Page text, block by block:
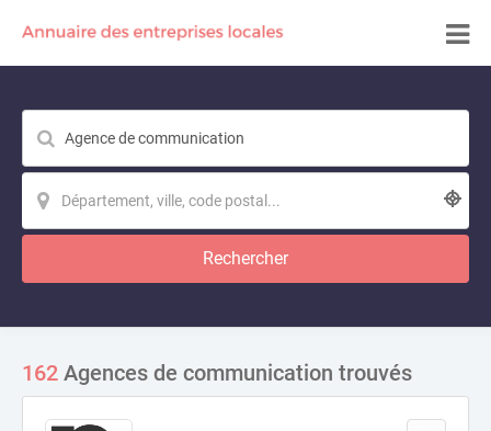
Rechercher
162 Agences de communication trouvés